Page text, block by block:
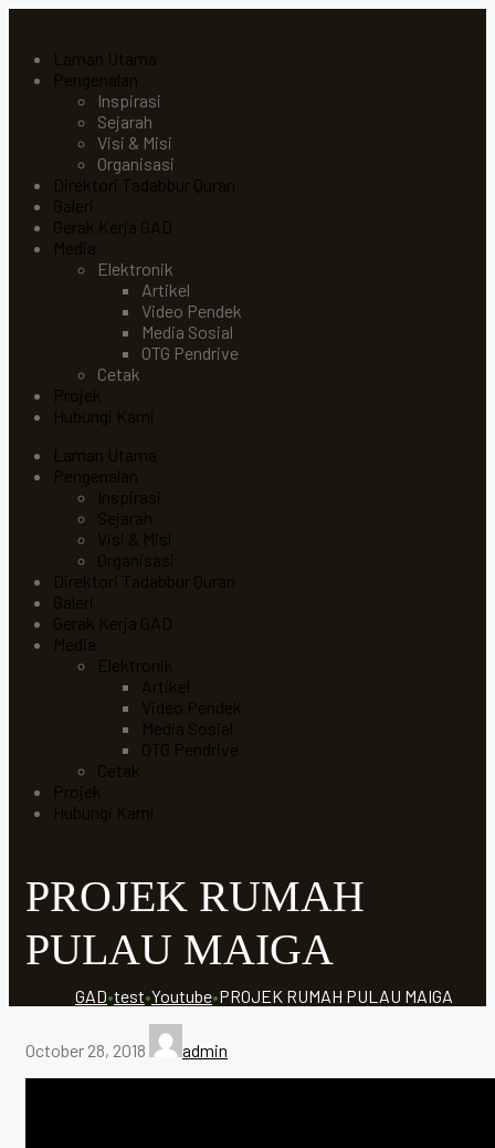
Laman Utama
Pengenalan
Inspirasi
Sejarah
Visi & Misi
Organisasi
Direktori Tadabbur Quran
Galeri
Gerak Kerja GAD
Media
Elektronik
Artikel
Video Pendek
Media Sosial
OTG Pendrive
Cetak
Projek
Hubungi Kami
Laman Utama
Pengenalan
Inspirasi
Sejarah
Visi & Misi
Organisasi
Direktori Tadabbur Quran
Galeri
Gerak Kerja GAD
Media
Elektronik
Artikel
Video Pendek
Media Sosial
OTG Pendrive
Cetak
Projek
Hubungi Kami
PROJEK RUMAH
PULAU MAIGA
GAD•test•Youtube•PROJEK RUMAH PULAU MAIGA
October 28, 2018 admin